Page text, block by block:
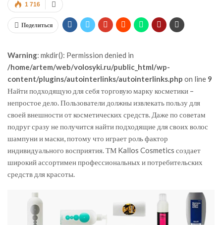
1 716
Поделиться
Warning: mkdir(): Permission denied in
/home/artem/web/volosyki.ru/public_html/wp-
content/plugins/autointerlinks/autointerlinks.php on line 9
Найти подходящую для себя торговую марку косметики –
непростое дело. Пользователи должны извлекать пользу для
своей внешности от косметических средств. Даже по советам
подруг сразу не получится найти подходящие для своих волос
шампуни и маски, потому что играет роль фактор
индивидуального восприятия. ТМ Kallos Cosmetics создает
широкий ассортимен профессиональных и потребительских
средств для красоты.